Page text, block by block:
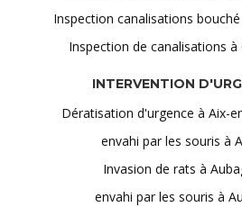
Inspection canalisations
Inspection de canalisations à
INTERVENTION
Dératisation d'urgence à Aix-
envahi par les souris à
Invasion de rats à
envahi par les souris à